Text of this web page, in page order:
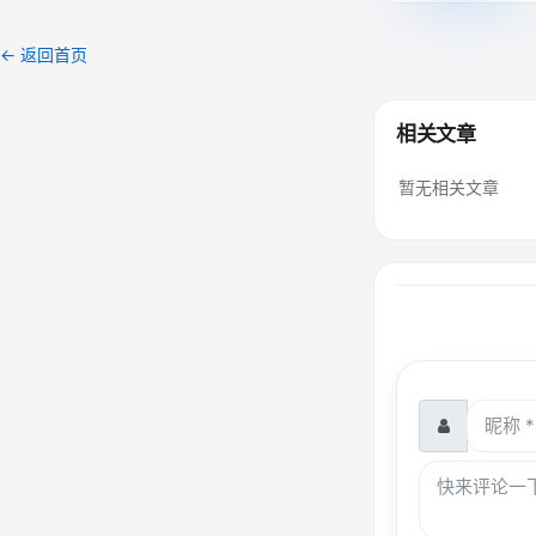
← 返回首页
相关文章
暂无相关文章